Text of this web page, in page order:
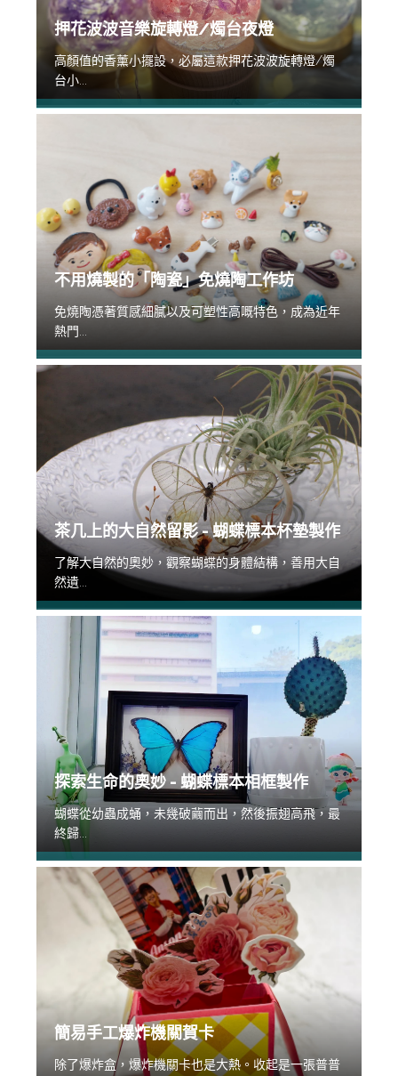
押花波波音樂旋轉燈/燭台夜燈
高顏值的香薰小擺設，必屬這款押花波波旋轉燈/燭
台小...
不用燒製的「陶瓷」免燒陶工作坊
免燒陶憑著質感細膩以及可塑性高嘅特色，成為近年
熱門...
茶几上的大自然留影 - 蝴蝶標本杯墊製作
了解大自然的奧妙，觀察蝴蝶的身體結構，善用大自
然遺...
探索生命的奧妙 - 蝴蝶標本相框製作
蝴蝶從幼蟲成蛹，未幾破繭而出，然後振翅高飛，最
終歸...
簡易手工爆炸機關賀卡
除了爆炸盒，爆炸機關卡也是大熱。收起是一張普普